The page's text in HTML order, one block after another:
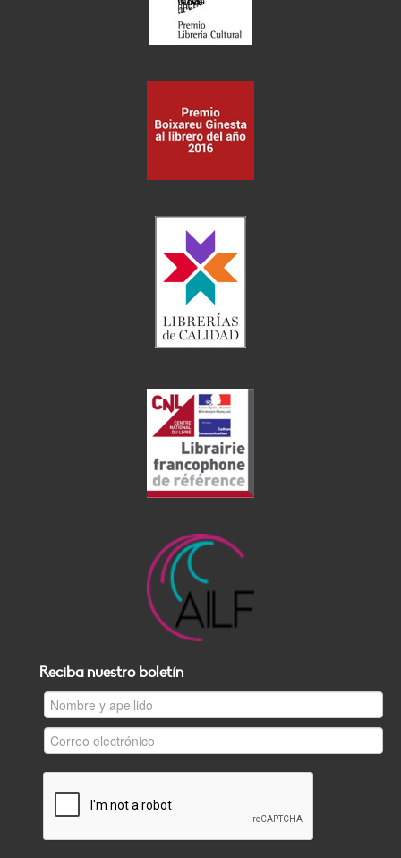
Reciba nuestro boletín